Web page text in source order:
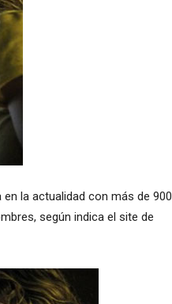
la actualidad con más de 900
según indica el site de